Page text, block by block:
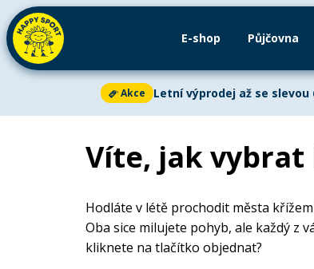
E-shop Půjčovna
Cyklistika
Paddleboarding
Venkovní aktivity
Letní oblečení
Paddleboardy
Akce Letní výprodej až se slevou
Akce Letní výprodej až se
kajacích, kanoích i dětských
vybavení za skvělé ceny. Akce
Zjistit více
Víte, jak vybrat
Hodláte v létě prochodit města
Oba sice milujete pohyb, ale každý z
kliknete na tlačítko objednat?